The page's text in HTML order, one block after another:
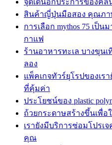
สินค้าญี่ปุ่นมือสอง คุณภา
การเลือก mythos 75 เป็
กาแฟ
ร้านอาหารทะเล บางขุน
ลอง
แพ็คเกจทัวร์ยุโรปของเร
ที่คุ้มค่า
ประโยชน์ของ plastic
ถ้วยกระดาษสร้างขึ้นเพื่อ
เรายังมีบริการซ่อมโปรเ
คุณ